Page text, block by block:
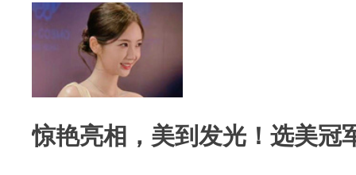
惊艳亮相，美到发光！选美冠